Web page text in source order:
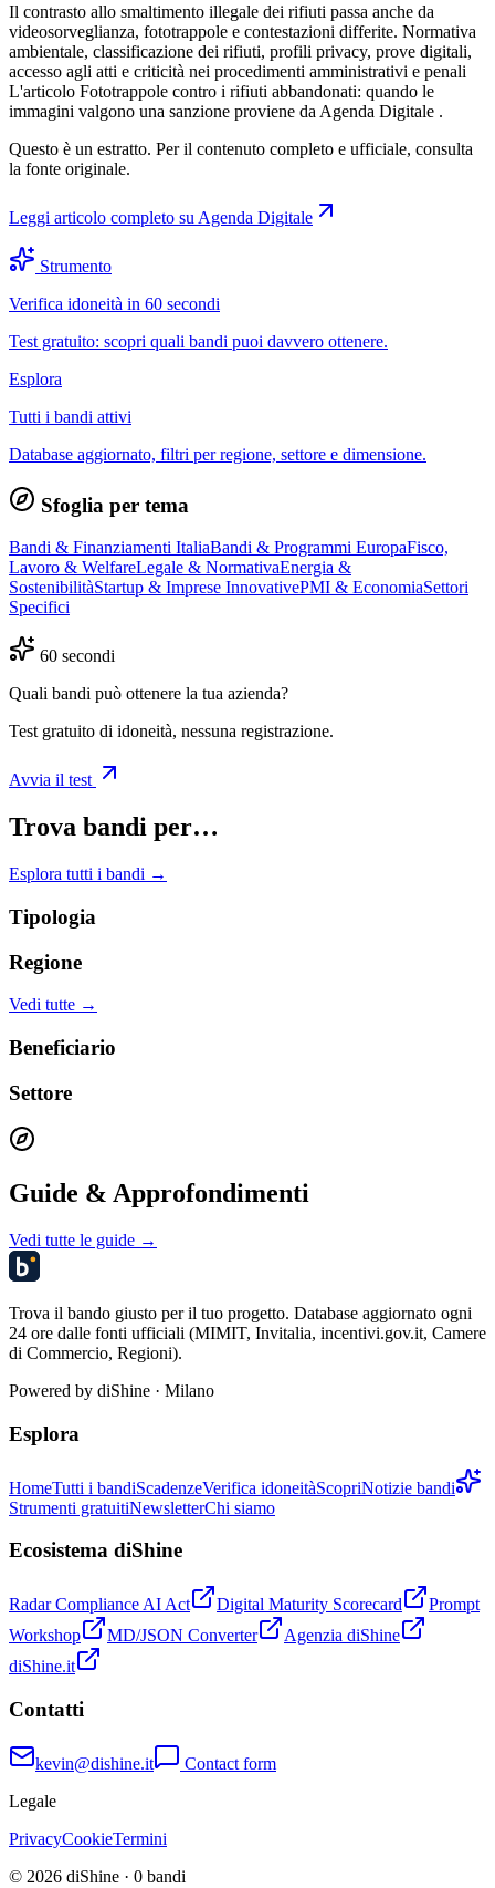
Il contrasto allo smaltimento illegale dei rifiuti passa anche da
videosorveglianza, fototrappole e contestazioni differite. Normativa
ambientale, classificazione dei rifiuti, profili privacy, prove digitali,
accesso agli atti e criticità nei procedimenti amministrativi e penali
L'articolo Fototrappole contro i rifiuti abbandonati: quando le
immagini valgono una sanzione proviene da Agenda Digitale .
Questo è un estratto. Per il contenuto completo e ufficiale, consulta
la fonte originale.
Leggi articolo completo su Agenda Digitale
Strumento
Verifica idoneità in 60 secondi
Test gratuito: scopri quali bandi puoi davvero ottenere.
Esplora
Tutti i bandi attivi
Database aggiornato, filtri per regione, settore e dimensione.
Sfoglia per tema
Bandi & Finanziamenti ItaliaBandi & Programmi EuropaFisco,
Lavoro & WelfareLegale & NormativaEnergia &
SostenibilitàStartup & Imprese InnovativePMI & EconomiaSettori
Specifici
60 secondi
Quali bandi può ottenere la tua azienda?
Test gratuito di idoneità, nessuna registrazione.
Avvia il test
Trova bandi per…
Esplora tutti i bandi →
Tipologia
Regione
Vedi tutte →
Beneficiario
Settore
Guide & Approfondimenti
Vedi tutte le guide →
Trova il bando giusto per il tuo progetto. Database aggiornato ogni
24 ore dalle fonti ufficiali (MIMIT, Invitalia, incentivi.gov.it, Camere
di Commercio, Regioni).
Powered by diShine · Milano
Esplora
HomeTutti i bandiScadenzeVerifica idoneitàScopriNotizie bandi
Strumenti gratuitiNewsletterChi siamo
Ecosistema diShine
Radar Compliance AI Act Digital Maturity Scorecard
Prompt
Workshop
MD/JSON Converter
Agenzia diShine
diShine.it
Contatti
kevin@dishine.it
Contact form
Legale
PrivacyCookieTermini
© 2026 diShine · 0 bandi